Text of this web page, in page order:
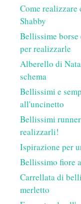
Come
Shabby
Bellissime
per realizzarle
Alberello di
schema
Bellissimi e
all'uncinetto
Bellissimi
realizzarli!
Ispirazione per
Bellissimo fiore
Carrellata di
merletto